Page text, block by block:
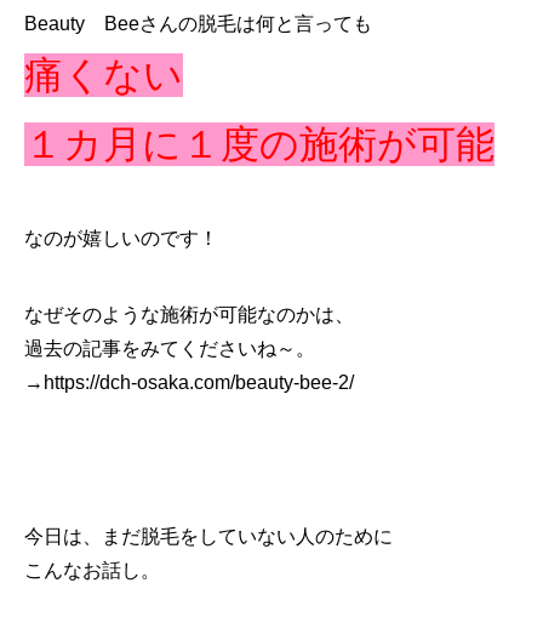
Beauty Beeさんの脱毛は何と言っても
痛くない
１カ月に１度の施術が可能
なのが嬉しいのです！
なぜそのような施術が可能なのかは、
過去の記事をみてくださいね～。
→https://dch-osaka.com/beauty-bee-2/
今日は、まだ脱毛をしていない人のために
こんなお話し。